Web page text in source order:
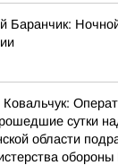
Баранчик:
Ковальчук:
сутки
области